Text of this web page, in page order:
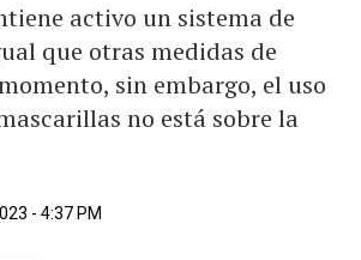
activo un sistema de
que otras medidas de
sin embargo, el uso
no está sobre la
- 4:37 PM